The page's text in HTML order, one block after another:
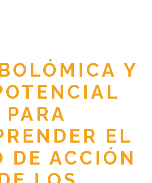
Y
PARA
EL
DE ACCIÓN